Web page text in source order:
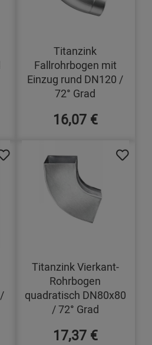
Titanzink
Fallrohrbogen mit
Einzug rund DN120 /
72° Grad
16,07 €
Titanzink Vierkant-
Rohrbogen
quadratisch DN80x80
/ 72° Grad
17,37 €